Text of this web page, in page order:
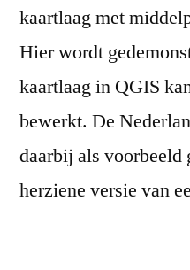
kaartlaag met
Hier wordt
kaartlaag in QGIS
bewerkt. De
daarbij als
herziene versie van